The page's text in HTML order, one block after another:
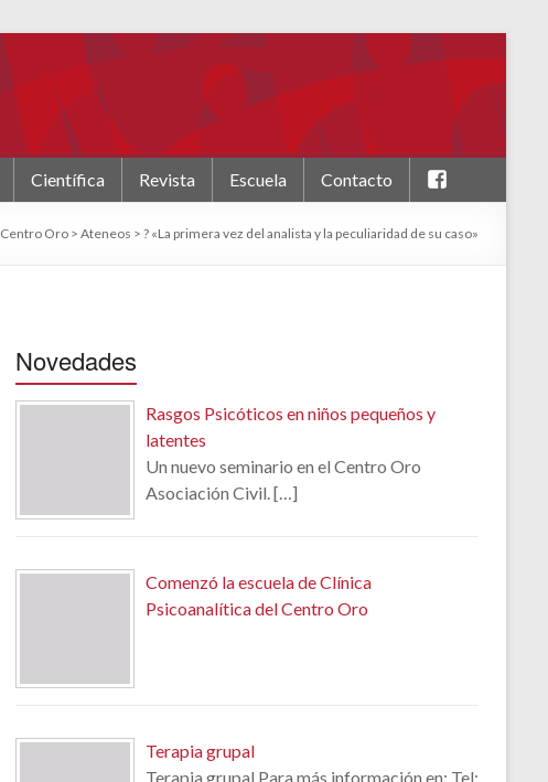
Científica Revista Escuela Contacto
F
a
e
Centro Oro > Ateneos > ? «La primera vez del analista y la peculiaridad de su caso»
Novedades
Rasgos Psicóticos en niños pequeños y
latentes
Un nuevo seminario en el Centro Oro
Asociación Civil.[…]
Comenzó la escuela de Clínica
Psicoanalítica del Centro Oro
Terapia grupal
Terapia grupal Para más información en: Tel: